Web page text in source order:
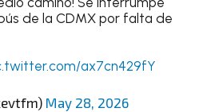
de la CDMX por falta de
ax7cn429fY
May 28, 2026